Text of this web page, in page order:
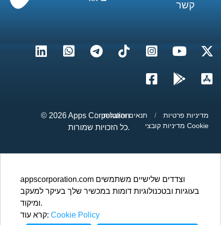
קשר
© 2026Apps Corporation
כל הזכויות שמורות.
מדיניות פרטיות / תנאים והגבלות
/
מדיניות קובצי Cookie
appscorporation.com וצדדים שלישיים משתמשים
בעוגיות ובטכנולוגיות דומות במכשיר שלך בעיקר למעקב
ומיקוד.
קרא עוד: Cookie Policy